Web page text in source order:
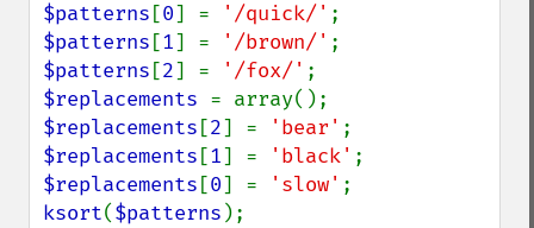
$patterns [0] = '/quick/'
$patterns [1] = '/brown/'
$patterns [2] = '/fox/'
$replacements
$replacements [2] = 'bear'
$replacements [1] = 'black'
$replacements [0] = 'slow'
ksort($patterns